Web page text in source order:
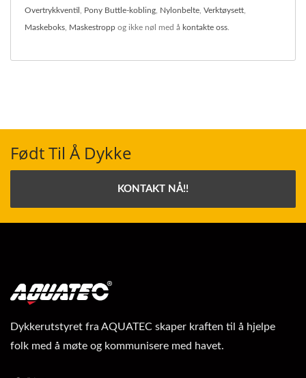
Overtrykkventil Pony Buttle-kobling Nylonbelte Verktøysett
Maskeboks Maskestropp og ikke nøl med å kontakte oss
Født Til Å Dykke
KONTAKT NÅ!!
Dykkerutstyret fra AQUATEC skaper kraften til å hjelpe
folk med å møte og kommunisere med havet.